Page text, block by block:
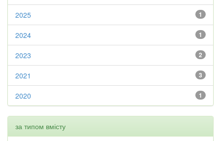
1
2025
1
2024
2
2023
3
2021
1
2020
за типом вмісту